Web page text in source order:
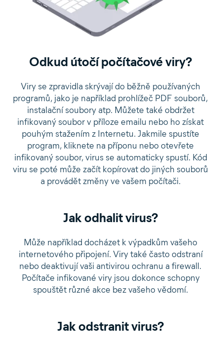
Odkud útočí počítačové viry?
Viry se zpravidla skrývají do běžně používaných
programů, jako je například prohlížeč PDF souborů,
instalační soubory atp. Můžete také obdržet
infikovaný soubor v příloze emailu nebo ho získat
pouhým stažením z Internetu. Jakmile spustíte
program, kliknete na příponu nebo otevřete
infikovaný soubor, virus se automaticky spustí. Kód
viru se poté může začít kopírovat do jiných souborů
a provádět změny ve vašem počítači.
Jak odhalit virus?
Může například docházet k výpadkům vašeho
internetového připojení. Viry také často odstraní
nebo deaktivují vaši antivirou ochranu a firewall.
Počítače infikované viry jsou dokonce schopny
spouštět různé akce bez vašeho vědomí.
Jak odstranit virus?